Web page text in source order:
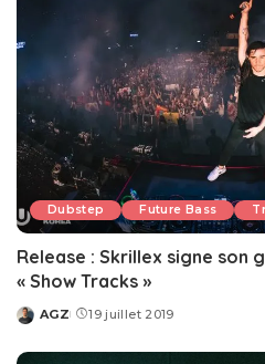
Dubstep Future Bass
Release : Skrillex signe son
« Show Tracks »
Posted
AGZ 19 juillet 2019